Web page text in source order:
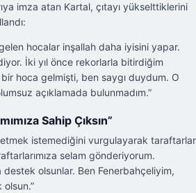
imza atan Kartal, çıtayı yükselttiklerini
hocalar inşallah daha iyisini yapar.
İki yıl önce rekorlarla bitirdiğim
hoca gelmişti, ben saygı duydum. O
açıklamada bulunmadım.”
Sahip Çıksın”
istemediğini vurgulayarak
selam gönderiyorum.
destek olsunlar. Ben Fenerbahçeliyim,
olsun.”